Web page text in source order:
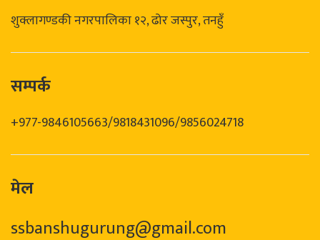
शुक्लागण्डकी नगरपालिका १२, ढोर जस्पुर, तनहुँ
सम्पर्क
+977-9846105663/9818431096/9856024718
मेल
ssbanshugurung@gmail.com